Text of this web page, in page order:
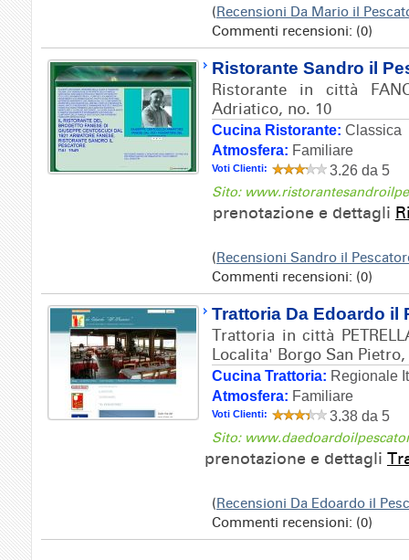
(Recensioni Da Mario il
Commenti recensioni: (0)
Ristorante Sandro il
Ristorante in città
Adriatico, no. 10
Cucina Ristorante: Classica
Atmosfera: Familiare
Voti Clienti: 3.26 da 5
Sito:
prenotazione e dettagli
(Recensioni Sandro il
Commenti recensioni: (0)
Trattoria Da Edoardo il
Trattoria in città
Localita' Borgo San
Cucina Trattoria: Regionale
Atmosfera: Familiare
Voti Clienti: 3.38 da 5
Sito:
prenotazione e dettagli
(Recensioni Da Edoardo il
Commenti recensioni: (0)